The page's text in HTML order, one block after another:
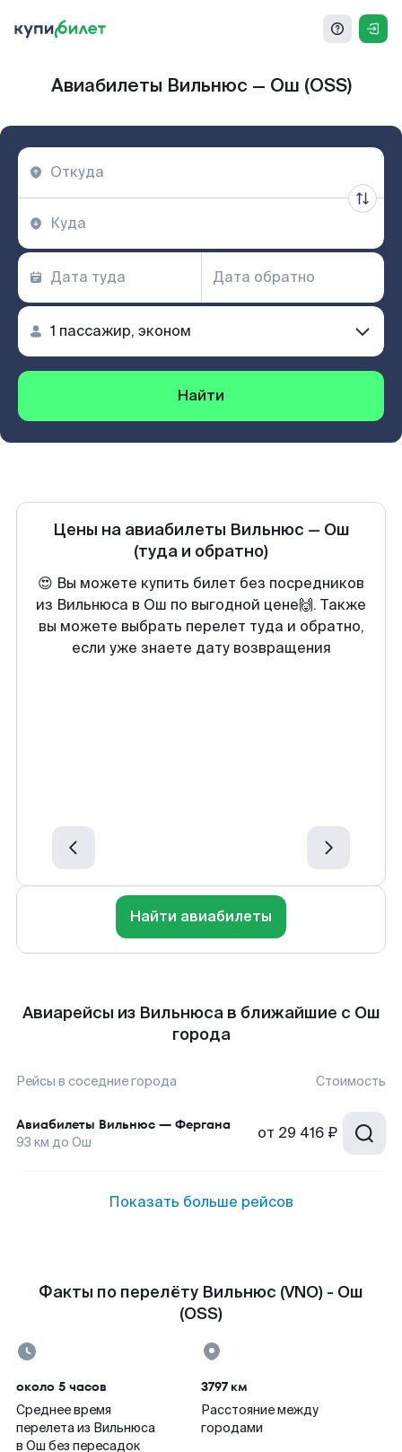
Авиабилеты Вильнюс — Ош (OSS)
Найти
Цены на авиабилеты Вильнюс — Ош
(туда и обратно)
😍 Вы можете купить билет без посредников
из Вильнюса в Ош по выгодной цене🙌. Также
вы можете выбрать перелет туда и обратно,
если уже знаете дату возвращения
Найти авиабилеты
Авиарейсы из Вильнюса в ближайшие с Ош
города
Рейсы в соседние города Стоимость
Авиабилеты Вильнюс — Фергана
93 км до Ош от 29 416 ₽
Показать больше рейсов
Факты по перелёту Вильнюс (VNO) - Ош
(OSS)
около 5 часов
Среднее время
перелета из Вильнюса
в Ош без пересадок
3797 км
Расстояние между
городами